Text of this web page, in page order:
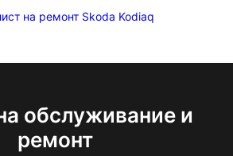
на ремонт Skoda Kodiaq
обслуживание и
ремонт